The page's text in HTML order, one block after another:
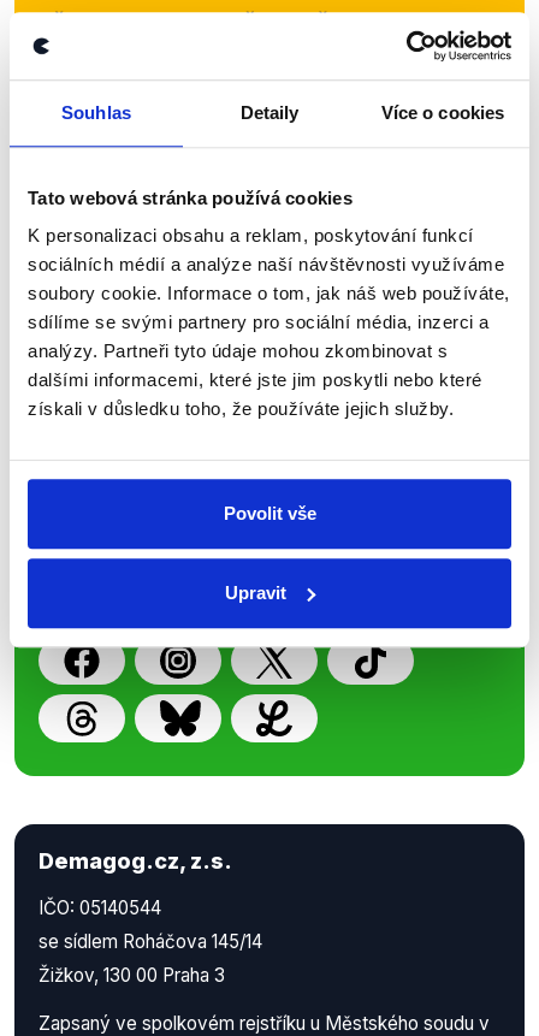
Souhlas Detaily Více o cookies
Tato webová stránka používá cookies
K personalizaci obsahu a reklam, poskytování funkcí
sociálních médií a analýze naší návštěvnosti využíváme
soubory cookie. Informace o tom, jak náš web používáte,
sdílíme se svými partnery pro sociální média, inzerci a
analýzy. Partneři tyto údaje mohou zkombinovat s
dalšími informacemi, které jste jim poskytli nebo které
získali v důsledku toho, že používáte jejich služby.
Povolit vše
Upravit
Přihlaste se k odběru našeho
newsletteru nebo
whatsappového
shrnutí nejzajímavějších článků a analýz.
přehled o tom, jaké dezinformace a
nepravdy se zrovna v Česku šíří.
Newsletter WhatsApp
z Demagog.cz. Sdílením našich
příspěvků přátelům podpoříte naši
Demagog.cz, z.s.
IČO: 05140544
se sídlem Roháčova 145/14
Žižkov, 130 00 Praha 3
Zapsaný ve spolkovém rejstříku u Městského soudu v